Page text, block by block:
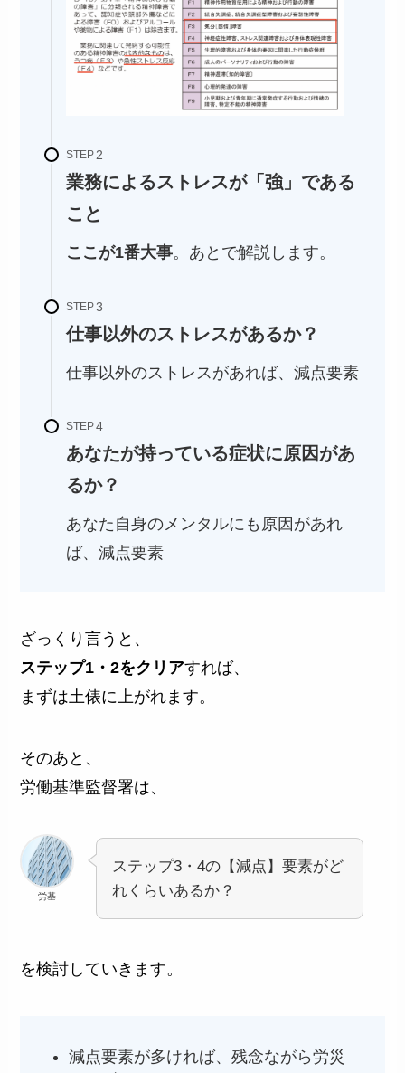
STEP
業務によるストレスが「強」である
こと
ここが1番大事。あとで解説します。
STEP
仕事以外のストレスがあるか？
仕事以外のストレスがあれば、減点要素
STEP
あなたが持っている症状に原因があ
るか？
あなた自身のメンタルにも原因があれ
ば、減点要素
ざっくり言うと、
ステップ1・2をクリアすれば、
まずは土俵に上がれます。
そのあと、
労働基準監督署は、
労基
ステップ3・4の【減点】要素がど
れくらいあるか？
を検討していきます。
減点要素が多ければ、残念ながら労災